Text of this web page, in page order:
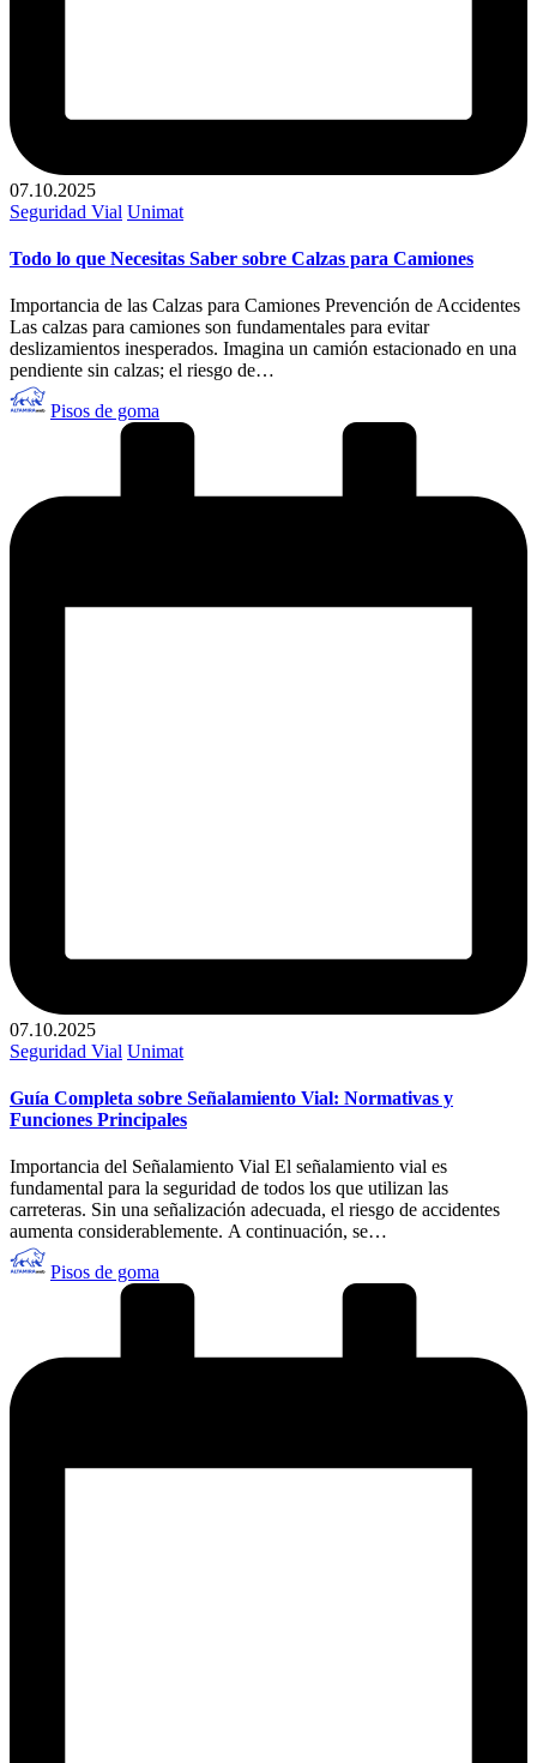
07.10.2025
Publicado
Seguridad Vial Unimat
Todo lo que Necesitas Saber sobre Calzas para Camiones
Importancia de las Calzas para Camiones Prevención de Accidentes
Las calzas para camiones son fundamentales para evitar
deslizamientos inesperados. Imagina un camión estacionado en una
pendiente sin calzas; el riesgo de…
Publicado
por
Pisos de goma
07.10.2025
Publicado
Seguridad Vial Unimat
Guía Completa sobre Señalamiento Vial: Normativas y
Funciones Principales
Importancia del Señalamiento Vial El señalamiento vial es
fundamental para la seguridad de todos los que utilizan las
carreteras. Sin una señalización adecuada, el riesgo de accidentes
aumenta considerablemente. A continuación, se…
Publicado
por
Pisos de goma